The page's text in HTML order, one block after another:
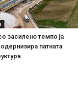
засилено темпо ја
патната